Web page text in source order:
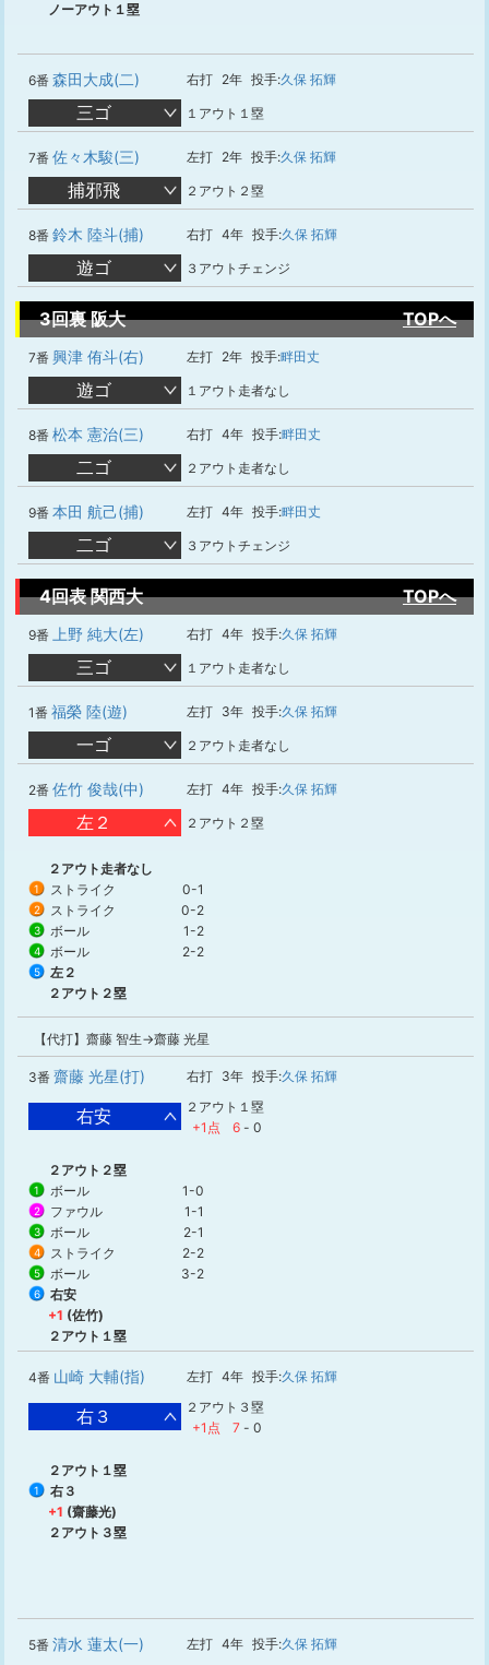
ノーアウト１塁
6番 森田大成(二) 右打 2年 投手:久保 拓輝
三ゴ １アウト１塁
7番 佐々木駿(三) 左打 2年 投手:久保 拓輝
捕邪飛 ２アウト２塁
8番 鈴木 陸斗(捕) 右打 4年 投手:久保 拓輝
遊ゴ ３アウトチェンジ
3回裏 阪大 TOPへ
7番 興津 侑斗(右) 左打 2年 投手:畔田丈
遊ゴ １アウト走者なし
8番 松本 憲治(三) 右打 4年 投手:畔田丈
二ゴ ２アウト走者なし
9番 本田 航己(捕) 左打 4年 投手:畔田丈
二ゴ ３アウトチェンジ
4回表 関西大 TOPへ
9番 上野 純大(左) 右打 4年 投手:久保 拓輝
三ゴ １アウト走者なし
1番 福榮 陸(遊) 左打 3年 投手:久保 拓輝
一ゴ ２アウト走者なし
2番 佐竹 俊哉(中) 左打 4年 投手:久保 拓輝
左２ ２アウト２塁
２アウト走者なし
1 ストライク 0-1
2 ストライク 0-2
3 ボール 1-2
4 ボール 2-2
5
左２
２アウト２塁
【代打】齋藤 智生→齋藤 光星
3番 齋藤 光星(打) 右打 3年 投手:久保 拓輝
右安
２アウト１塁
+1点
6 - 0
２アウト２塁
1 ボール 1-0
2 ファウル 1-1
3 ボール 2-1
4 ストライク 2-2
5 ボール 3-2
6
右安
+1 (佐竹)
２アウト１塁
4番 山崎 大輔(指) 左打 4年 投手:久保 拓輝
右３
２アウト３塁
+1点
7 - 0
２アウト１塁
1
右３
+1 (齋藤光)
２アウト３塁
5番 清水 蓮太(一) 左打 4年 投手:久保 拓輝